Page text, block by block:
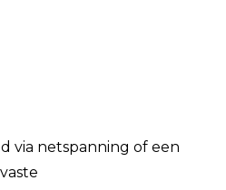
via netspanning of een